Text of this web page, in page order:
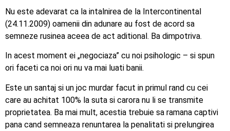
Nu este adevarat ca la intalnirea de la Intercontinental
(24.11.2009) oamenii din adunare au fost de acord sa
semneze rusinea aceea de act aditional. Ba dimpotriva.
In acest moment ei „negociaza” cu noi psihologic – si spun
ori faceti ca noi ori nu va mai luati banii.
Este un santaj si un joc murdar facut in primul rand cu cei
care au achitat 100% la suta si carora nu li se transmite
proprietatea. Ba mai mult, acestia trebuie sa ramana captivi
pana cand semneaza renuntarea la penalitati si prelungirea